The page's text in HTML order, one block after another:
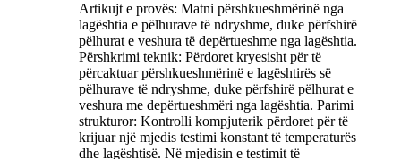
Artikujt e provës: Matni përshkueshmërinë nga
lagështia e pëlhurave të ndryshme, duke përfshirë
pëlhurat e veshura të depërtueshme nga lagështia.
Përshkrimi teknik: Përdoret kryesisht për të
përcaktuar përshkueshmërinë e lagështirës së
pëlhurave të ndryshme, duke përfshirë pëlhurat e
veshura me depërtueshmëri nga lagështia. Parimi
strukturor: Kontrolli kompjuterik përdoret për të
krijuar një mjedis testimi konstant të temperaturës
dhe lagështisë. Në mjedisin e testimit të